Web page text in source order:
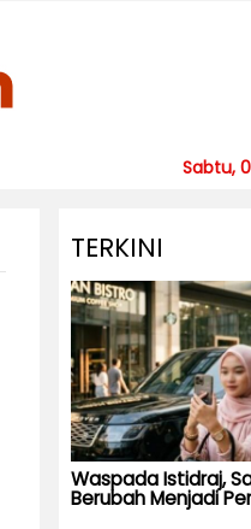
Sabtu,
TERKINI
Waspada Istidraj,
Berubah Menjadi